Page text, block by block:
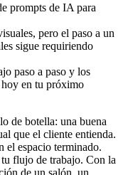
prompts de IA para
pero el paso a un
sigue requiriendo
paso a paso y los
en tu próximo
de botella: una buena
que el cliente entienda.
el espacio terminado.
flujo de trabajo. Con la
de un salón, un